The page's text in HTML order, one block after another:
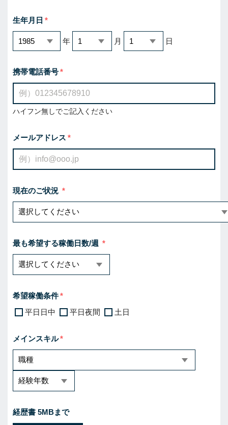
生年月日
年 月 日
携帯電話番号
ハイフン無しでご記入ください
メールアドレス
現在のご状況
最も希望する稼働日数/週
希望稼働条件
平日日中
平日夜間 土日
メインスキル
経歴書 5MBまで